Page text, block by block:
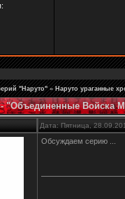
"Наруто" » Наруто ураганные
- "Объединенные Войска
Дата: Пятница,
Обсуждаем серию ...